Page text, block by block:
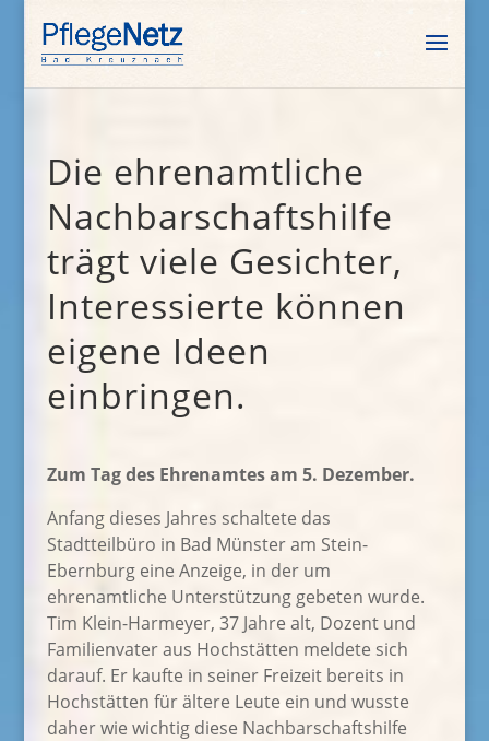
Die ehrenamtliche
Nachbarschaftshilfe
trägt viele Gesichter,
Interessierte können
eigene Ideen
einbringen.
Zum Tag des Ehrenamtes am 5. Dezember.
Anfang dieses Jahres schaltete das
Stadtteilbüro in Bad Münster am Stein-
Ebernburg eine Anzeige, in der um
ehrenamtliche Unterstützung gebeten wurde.
Tim Klein-Harmeyer, 37 Jahre alt, Dozent und
Familienvater aus Hochstätten meldete sich
darauf. Er kaufte in seiner Freizeit bereits in
Hochstätten für ältere Leute ein und wusste
daher wie wichtig diese Nachbarschaftshilfe